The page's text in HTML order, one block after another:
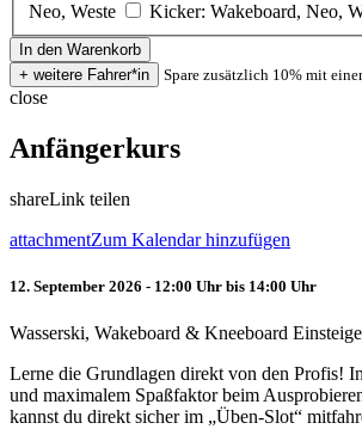
Neo, Weste
Kicker: Wakeboard, Neo,
Spare zusätzlich 10% mit
close
Anfängerkurs
shareLink teilen
attachmentZum Kalendar hinzufügen
12. September 2026 - 12:00 Uhr bis 14:00 Uhr
Wasserski, Wakeboard & Kneeboard
Lerne die Grundlagen direkt von den Profis!
und maximalem Spaßfaktor beim
kannst du direkt sicher im „Üben-Slot“